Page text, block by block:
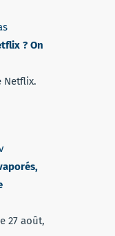
? On
Netflix.
27 août,